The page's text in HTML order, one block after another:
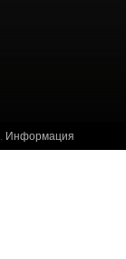
Информация